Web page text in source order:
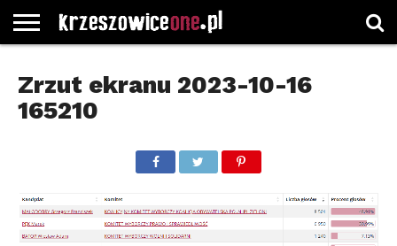
GŁÓWNA
WYBORY
SAMORZĄDOWE
WYBIERZ
KATEGORIE
ROZKŁADY
JAZDY
GREGORCZYK
WATCH
KONTAKT
Zrzut ekranu 2023-10-16
165210